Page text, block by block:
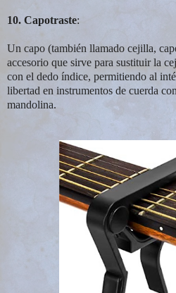
10. Capotraste:
Un capo (también llamado cejilla,
accesorio que sirve para sustituir la
con el dedo índice, permitiendo al
libertad en instrumentos de cuerda
mandolina.